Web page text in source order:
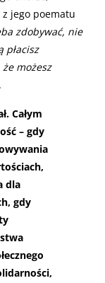
z jego poematu
zdobywać, nie
płacisz
możesz
Całym
– gdy
dla
gdy